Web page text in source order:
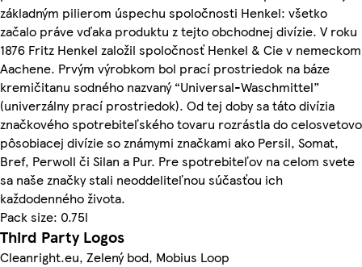
základným pilierom úspechu spoločnosti Henkel: všetko
začalo práve vďaka produktu z tejto obchodnej divízie. V roku
1876 Fritz Henkel založil spoločnosť Henkel & Cie v nemeckom
Aachene. Prvým výrobkom bol prací prostriedok na báze
kremičitanu sodného nazvaný “Universal-Waschmittel”
(univerzálny prací prostriedok). Od tej doby sa táto divízia
značkového spotrebiteľského tovaru rozrástla do celosvetovo
pôsobiacej divízie so známymi značkami ako Persil, Somat,
Bref, Perwoll či Silan a Pur. Pre spotrebiteľov na celom svete
sa naše značky stali neoddeliteľnou súčasťou ich
každodenného života.
Pack size: 0.75l
Third Party Logos
Cleanright.eu, Zelený bod, Mobius Loop